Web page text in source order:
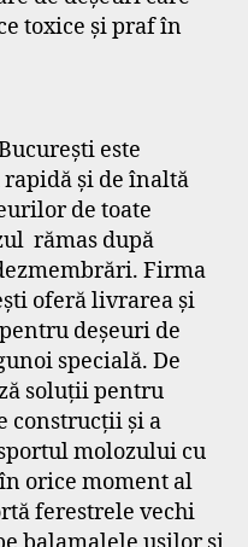
toxice și praf în
este
și de înaltă
de toate
rămas după
Firma
oferă livrarea și
deșeuri de
specială. De
soluții pentru
construcții și a
molozului cu
orice moment al
ferestrele vechi